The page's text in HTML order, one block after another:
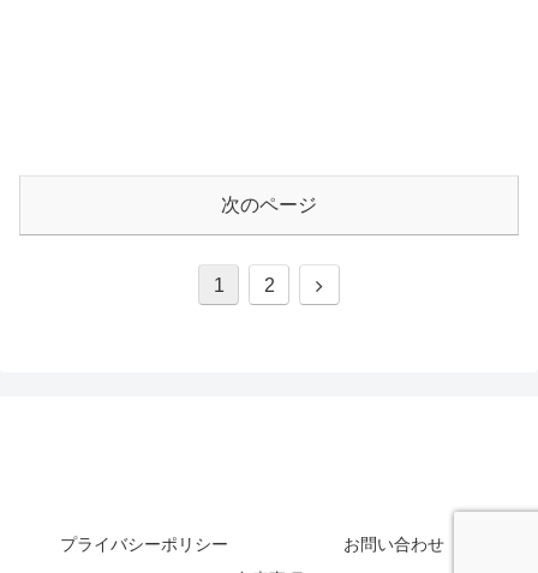
次のページ
1 2
次
プライバシーポリシー
お問い合わせ